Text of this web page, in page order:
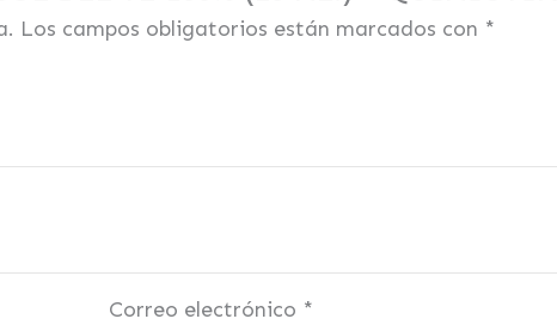
Los campos obligatorios están marcados con *
Correo electrónico *